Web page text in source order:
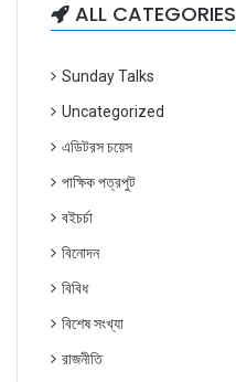
ALL CATEGORIES
Sunday Talks
Uncategorized
এডিটরস চয়েস
পাক্ষিক পত্রপুট
বইচর্চা
বিনোদন
বিবিধ
বিশেষ সংখ্যা
রাজনীতি